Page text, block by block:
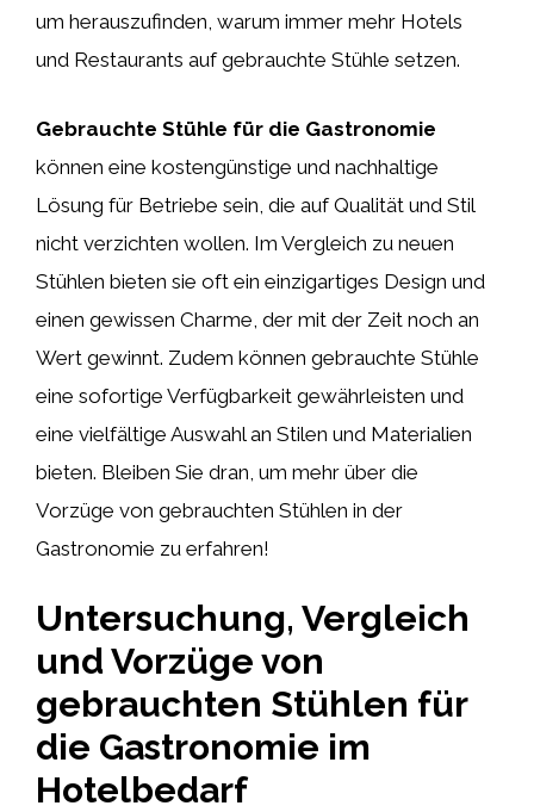
um herauszufinden, warum immer mehr Hotels
und Restaurants auf gebrauchte Stühle setzen.
Gebrauchte Stühle für die Gastronomie
können eine kostengünstige und nachhaltige
Lösung für Betriebe sein, die auf Qualität und Stil
nicht verzichten wollen. Im Vergleich zu neuen
Stühlen bieten sie oft ein einzigartiges Design und
einen gewissen Charme, der mit der Zeit noch an
Wert gewinnt. Zudem können gebrauchte Stühle
eine sofortige Verfügbarkeit gewährleisten und
eine vielfältige Auswahl an Stilen und Materialien
bieten. Bleiben Sie dran, um mehr über die
Vorzüge von gebrauchten Stühlen in der
Gastronomie zu erfahren!
Untersuchung, Vergleich
und Vorzüge von
gebrauchten Stühlen für
die Gastronomie im
Hotelbedarf